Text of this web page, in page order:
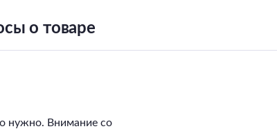
о товаре
нужно. Внимание со